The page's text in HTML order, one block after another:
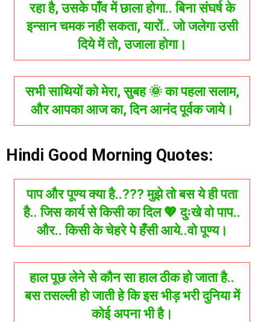
रहा है, उसके पाँव में छाला होगा.. बिना संघर्ष के
इन्सान चमक नही सकता, यारों.. जो जलेगा उसी
दिये में तो, उजाला होगा।
सभी साथियों को मेरा, सुबह 🌞 का पहला सलाम,
और आपका आज का, दिन आनंद पूर्वक जाये।
Hindi Good Morning Quotes:
पाप और पूण्य क्या है..??? मुझे तो बस ये ही पता
है.. जिस कार्य से किसी का दिल 💖 दुःखे वो पाप..
और.. किसी के चेहरे पे हँसी आये..वो पूण्य।
हाल पूछ लेने से कौन सा हाल ठीक हो जाता है..
बस तसल्ली हो जाती हे कि इस भीड़ भरी दुनिया में
कोई अपना भी है।